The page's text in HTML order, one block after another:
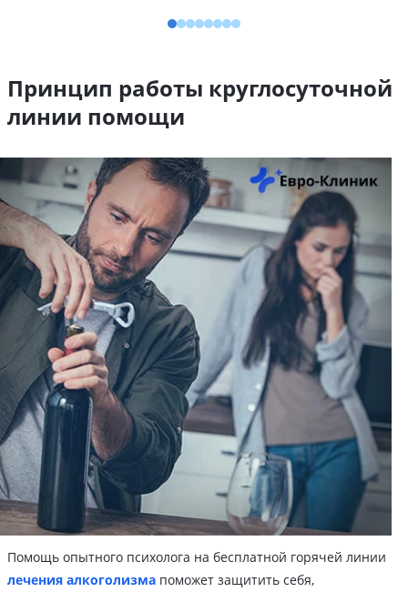
Принцип работы круглосуточной
линии помощи
Помощь опытного психолога на бесплатной горячей линии
лечения алкоголизма поможет защитить себя,